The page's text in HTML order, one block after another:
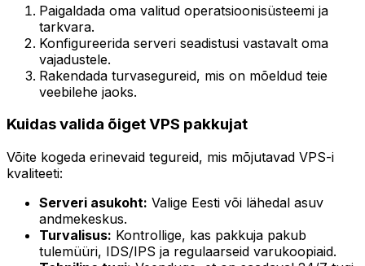
Paigaldada oma valitud operatsioonisüsteemi ja
tarkvara.
Konfigureerida serveri seadistusi vastavalt oma
vajadustele.
Rakendada turvasegureid, mis on mõeldud teie
veebilehe jaoks.
Kuidas valida õiget VPS pakkujat
Võite kogeda erinevaid tegureid, mis mõjutavad VPS-i
kvaliteeti:
Serveri asukoht: Valige Eesti või lähedal asuv
andmekeskus.
Turvalisus: Kontrollige, kas pakkuja pakub
tulemüüri, IDS/IPS ja regulaarseid varukoopiaid.